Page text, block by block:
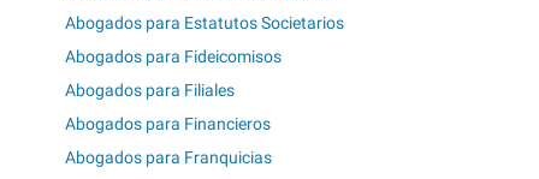
Abogados para Estatutos Societarios
Abogados para Fideicomisos
Abogados para Filiales
Abogados para Financieros
Abogados para Franquicias